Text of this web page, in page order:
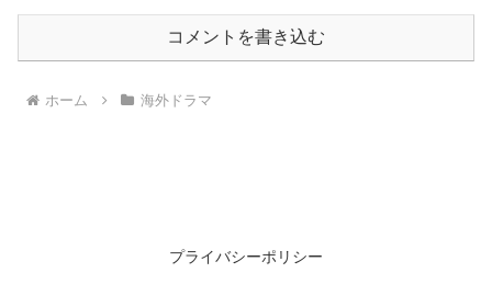
コメントを書き込む
ホーム 海外ドラマ
プライバシーポリシー